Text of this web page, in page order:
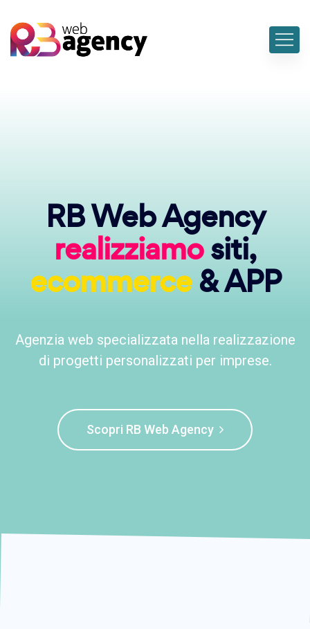
RB Web Agency
realizziamositi,
ecommerce& APP
Agenzia web specializzata nella realizzazione
di progetti personalizzati per imprese.
Scopri RB Web Agency